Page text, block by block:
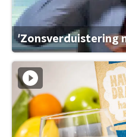
'Zonsverduistering